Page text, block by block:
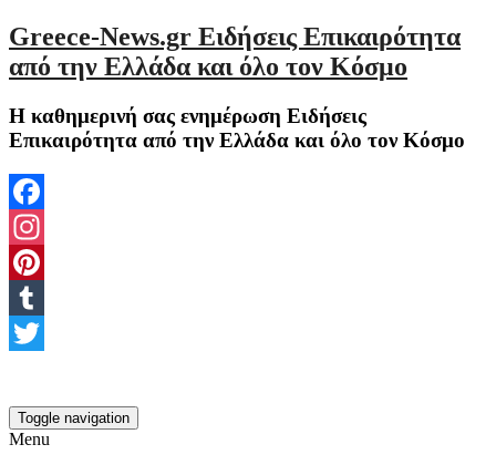
Greece-News.gr Ειδήσεις Επικαιρότητα
από την Ελλάδα και όλο τον Κόσμο
Η καθημερινή σας ενημέρωση Ειδήσεις
Επικαιρότητα από την Ελλάδα και όλο τον Κόσμο
Facebook
Instagram
Pinterest
Tumblr
Toggle navigation
Menu